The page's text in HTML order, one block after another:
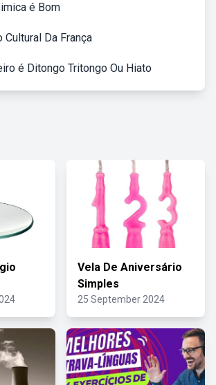
é Bom
Cultural Da França
é Ditongo Tritongo Ou Hiato
Vela De Aniversário
Simples
25 September 2024